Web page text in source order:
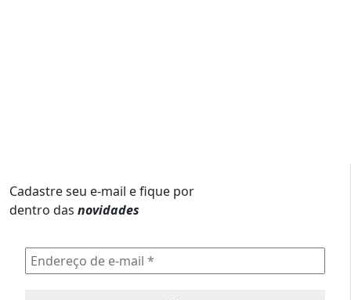
Cadastre seu e-mail e fique por
dentro das novidades